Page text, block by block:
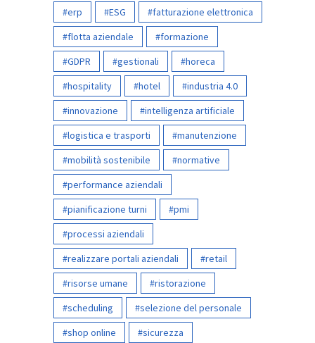
erp
ESG
fatturazione elettronica
flotta aziendale
formazione
GDPR
gestionali
horeca
hospitality
hotel
industria 4.0
innovazione
intelligenza artificiale
logistica e trasporti
manutenzione
mobilità sostenibile
normative
performance aziendali
pianificazione turni
pmi
processi aziendali
realizzare portali aziendali
retail
risorse umane
ristorazione
scheduling
selezione del personale
shop online
sicurezza